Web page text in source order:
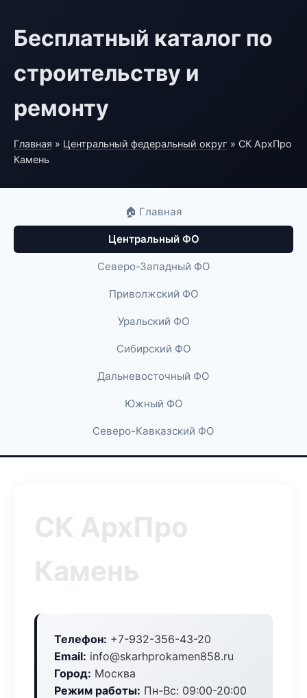
Бесплатный каталог по
строительству и
ремонту
Главная » Центральный федеральный округ » СК АрхПро
Камень
🏠 Главная
Центральный ФО
Северо-Западный ФО
Приволжский ФО
Уральский ФО
Сибирский ФО
Дальневосточный ФО
Южный ФО
Северо-Кавказский ФО
СК АрхПро
Камень
Телефон: +7-932-356-43-20
Email: info@skarhprokamen858.ru
Город: Москва
Режим работы: Пн-Вс: 09:00-20:00